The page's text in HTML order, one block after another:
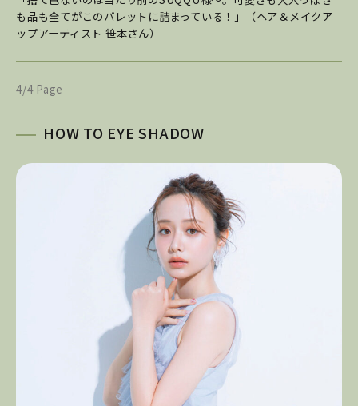
も品も全てがこのパレットに詰まっている！」（ヘア＆メイクア
ップアーティスト 笹本さん）
4/4 Page
HOW TO EYE SHADOW